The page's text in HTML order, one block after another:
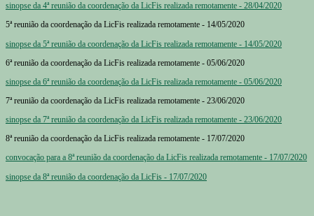
sinopse da 4ª reunião da coordenação da LicFis realizada remotamente - 28/04/2020
5ª reunião da coordenação da LicFis realizada remotamente - 14/05/2020
sinopse da 5ª reunião da coordenação da LicFis realizada remotamente - 14/05/2020
6ª reunião da coordenação da LicFis realizada remotamente - 05/06/2020
sinopse da 6ª reunião da coordenação da LicFis realizada remotamente - 05/06/2020
7ª reunião da coordenação da LicFis realizada remotamente - 23/06/2020
sinopse da 7ª reunião da coordenação da LicFis realizada remotamente - 23/06/2020
8ª reunião da coordenação da LicFis realizada remotamente - 17/07/2020
convocação para a 8ª reunião da coordenação da LicFis realizada remotamente - 17/07/2020
sinopse da 8ª reunião da coordenação da LicFis - 17/07/2020